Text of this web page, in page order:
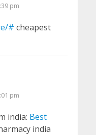
pm
# cheapest
pm
india: Best
india